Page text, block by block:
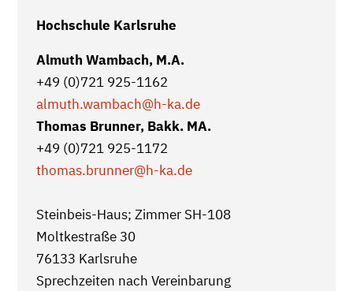
Hochschule Karlsruhe
Almuth Wambach, M.A.
+49 (0)721 925-1162
almuth.wambach@h-ka.de
Thomas Brunner, Bakk. MA.
+49 (0)721 925-1172
thomas.brunner@h-ka.de
Steinbeis-Haus; Zimmer SH-108
Moltkestraße 30
76133 Karlsruhe
Sprechzeiten nach Vereinbarung